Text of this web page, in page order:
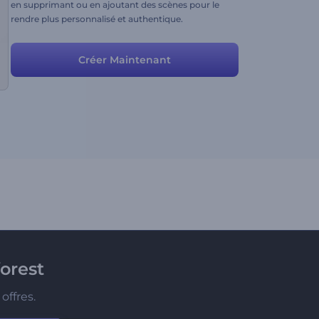
en supprimant ou en ajoutant des scènes pour le
rendre plus personnalisé et authentique.
Créer Maintenant